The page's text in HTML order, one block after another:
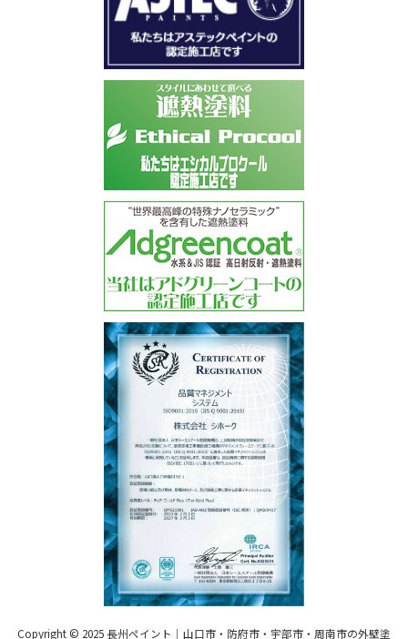
Copyright © 2025 長州ペイント｜山口市・防府市・宇部市・周南市の外壁塗